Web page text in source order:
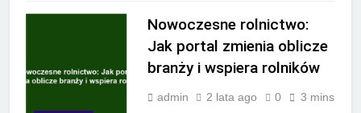
Nowoczesne rolnictwo:
Jak portal zmienia oblicze
branży i wspiera rolników
admin 2 lata ago 0 3 mins